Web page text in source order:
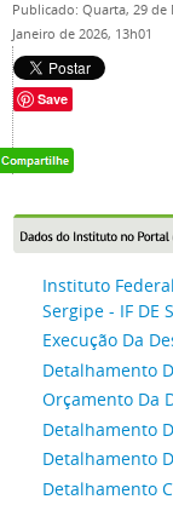
Publicado: Quarta, 29 de
Janeiro de 2026, 13h01
Save
Instituto
Sergipe - IF DE
Execução Da
Detalhamento
Orçamento Da
Detalhamento
Detalhamento
Detalhamento